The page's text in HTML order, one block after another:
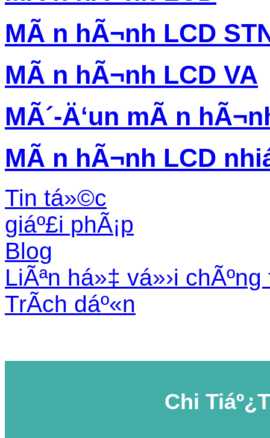
MÃ n hÃ¬nh LCD
MÃ n hÃ¬nh LCD VA
MÃ´-Ä‘un mÃ n
MÃ n hÃ¬nh LCD
Tin tá»©c
giáº£i phÃ¡p
Blog
LiÃªn há»‡ vá»›i chÃºng
TrÃ­ch dáº«n
Chi